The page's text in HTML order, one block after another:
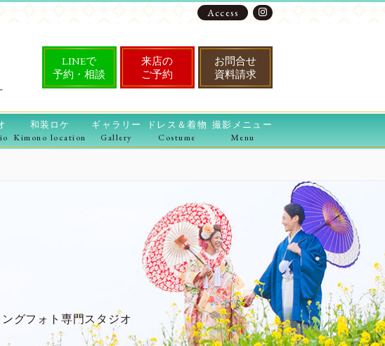
Access
LINEで
予約・相談
来店の
ご予約
お問合せ
資料請求
和装ロケ
Kimono location
ギャラリー
Gallery
ドレス＆着物
Costume
撮影メニュー
Menu
グフォト専門スタジオ